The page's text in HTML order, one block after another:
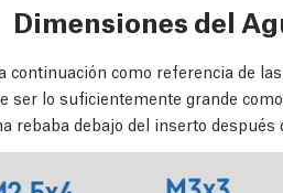
Dimensiones del
continuación como referencia de
ser lo suficientemente grande
rebaba debajo del inserto después